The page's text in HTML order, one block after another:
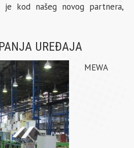
je kod našeg novog partnera,
UREĐAJA
MEWA